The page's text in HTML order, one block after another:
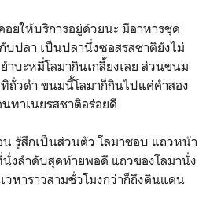
ยให้บริการอยู่ด้วยนะ มีอาหารชุด
บปลา เป็นปลานึ่งซอสรสชาติยังไม่
ำบะหมี่โลมากินเกลี้ยงเลย ส่วนขนม
ถั่วดำ ขนมนี้โลมาก็กินไปแค่คำสอง
ทาเนยรสชาติอร่อยดี
รู้สึกเป็นส่วนตัว โลมาชอบ แถวหน้า
งลำดับสุดท้ายพอดี แถวของโลมานั่ง
หาราวสามชั่วโมงกว่าก็ถึงดินแดน